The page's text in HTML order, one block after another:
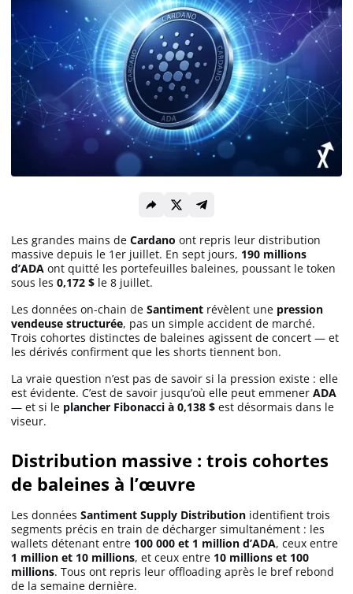
Guides
Acheter Cryptomonnaies
Prédictions
Cryptomonnaies
Ethereum (ETH)
Solana (SOL)
Ripple (XRP)
Dogecoin (DOGE)
Trading
C’est quoi ?
Meilleur Broker
Les grandes mains de Cardano ont repris leur distribution
massive depuis le 1er juillet. En sept jours, 190 millions
d’ADA ont quitté les portefeuilles baleines, poussant le token
sous les 0,172 $ le 8 juillet.
Les données on-chain de Santiment révèlent une pression
vendeuse structurée, pas un simple accident de marché.
Trois cohortes distinctes de baleines agissent de concert — et
les dérivés confirment que les shorts tiennent bon.
La vraie question n’est pas de savoir si la pression existe : elle
est évidente. C’est de savoir jusqu’où elle peut emmener ADA
— et si le plancher Fibonacci à 0,138 $ est désormais dans le
viseur.
Distribution massive : trois cohortes
de baleines à l’œuvre
Les données Santiment Supply Distribution identifient trois
segments précis en train de décharger simultanément : les
wallets détenant entre 100 000 et 1 million d’ADA, ceux entre
1 million et 10 millions, et ceux entre 10 millions et 100
millions. Tous ont repris leur offloading après le bref rebond
de la semaine dernière.